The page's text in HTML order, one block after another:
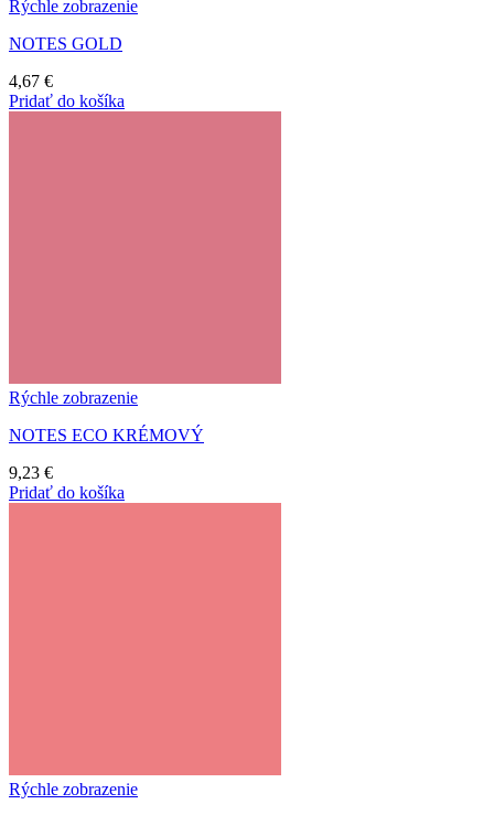
Rýchle zobrazenie
NOTES GOLD
4,67 €
Pridať do košíka
Rýchle zobrazenie
NOTES ECO KRÉMOVÝ
9,23 €
Pridať do košíka
Rýchle zobrazenie